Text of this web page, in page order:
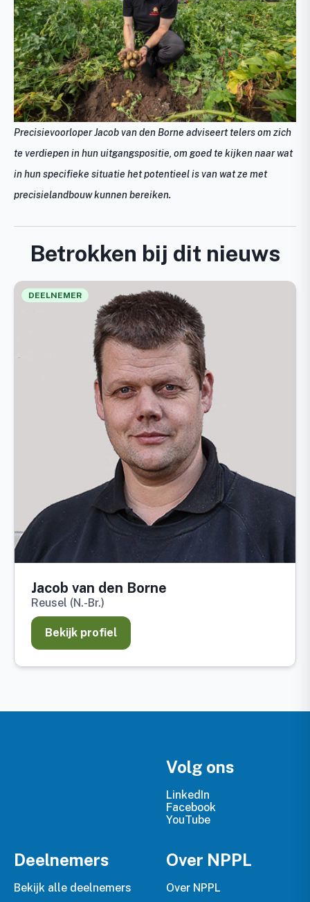
Precisievoorloper Jacob van den Borne adviseert telers om zich
te verdiepen in hun uitgangspositie, om goed te kijken naar wat
in hun specifieke situatie het potentieel is van wat ze met
precisielandbouw kunnen bereiken.
Betrokken bij dit nieuws
DEELNEMER
Jacob van den Borne
Reusel (N.-Br.)
Bekijk profiel
Volg ons
LinkedIn
Facebook
YouTube
Deelnemers
Bekijk alle deelnemers
Over NPPL
Over NPPL